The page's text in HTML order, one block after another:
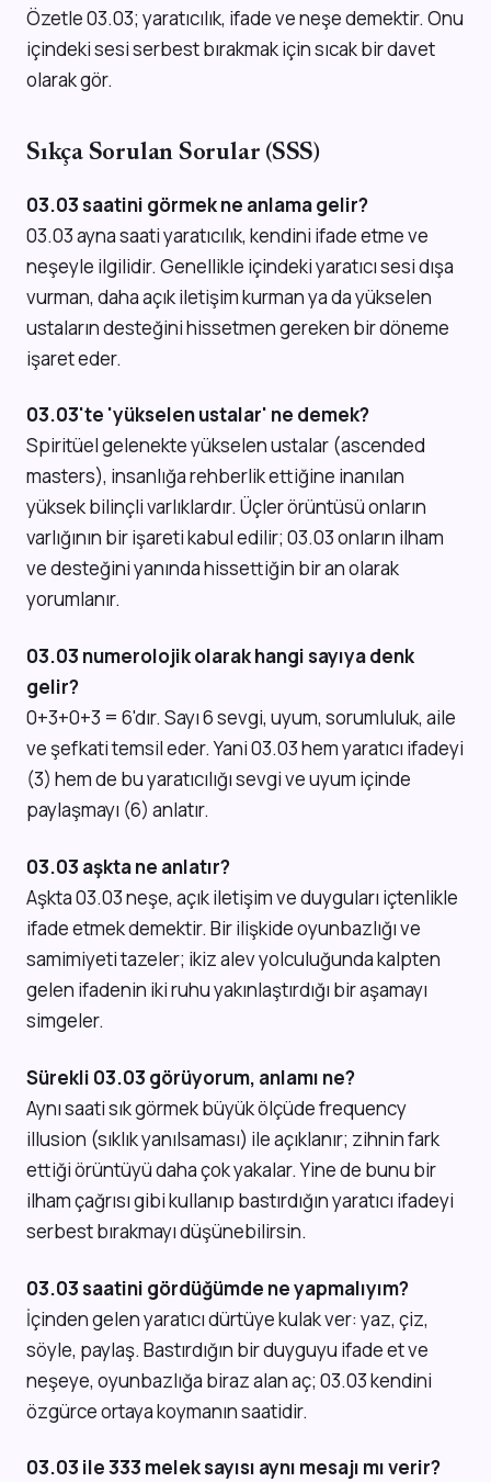
Özetle 03.03; yaratıcılık, ifade ve neşe demektir. Onu
içindeki sesi serbest bırakmak için sıcak bir davet
olarak gör.
Sıkça Sorulan Sorular (SSS)
03.03 saatini görmek ne anlama gelir?
03.03 ayna saati yaratıcılık, kendini ifade etme ve
neşeyle ilgilidir. Genellikle içindeki yaratıcı sesi dışa
vurman, daha açık iletişim kurman ya da yükselen
ustaların desteğini hissetmen gereken bir döneme
işaret eder.
03.03'te 'yükselen ustalar' ne demek?
Spiritüel gelenekte yükselen ustalar (ascended
masters), insanlığa rehberlik ettiğine inanılan
yüksek bilinçli varlıklardır. Üçler örüntüsü onların
varlığının bir işareti kabul edilir; 03.03 onların ilham
ve desteğini yanında hissettiğin bir an olarak
yorumlanır.
03.03 numerolojik olarak hangi sayıya denk
gelir?
0+3+0+3 = 6'dır. Sayı 6 sevgi, uyum, sorumluluk, aile
ve şefkati temsil eder. Yani 03.03 hem yaratıcı ifadeyi
(3) hem de bu yaratıcılığı sevgi ve uyum içinde
paylaşmayı (6) anlatır.
03.03 aşkta ne anlatır?
Aşkta 03.03 neşe, açık iletişim ve duyguları içtenlikle
ifade etmek demektir. Bir ilişkide oyunbazlığı ve
samimiyeti tazeler; ikiz alev yolculuğunda kalpten
gelen ifadenin iki ruhu yakınlaştırdığı bir aşamayı
simgeler.
Sürekli 03.03 görüyorum, anlamı ne?
Aynı saati sık görmek büyük ölçüde frequency
illusion (sıklık yanılsaması) ile açıklanır; zihnin fark
ettiği örüntüyü daha çok yakalar. Yine de bunu bir
ilham çağrısı gibi kullanıp bastırdığın yaratıcı ifadeyi
serbest bırakmayı düşünebilirsin.
03.03 saatini gördüğümde ne yapmalıyım?
İçinden gelen yaratıcı dürtüye kulak ver: yaz, çiz,
söyle, paylaş. Bastırdığın bir duyguyu ifade et ve
neşeye, oyunbazlığa biraz alan aç; 03.03 kendini
özgürce ortaya koymanın saatidir.
03.03 ile 333 melek sayısı aynı mesajı mı verir?